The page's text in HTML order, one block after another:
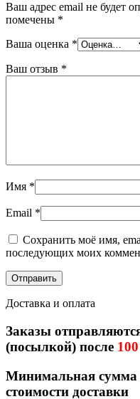
Ваш адрес email не будет
помечены *
Ваша оценка *
Ваш отзыв *
Имя *
Email *
Сохранить моё имя,
последующих моих
Доставка и оплата
Заказы
(посылкой) после
Минимальная сумма
стоимости доставки